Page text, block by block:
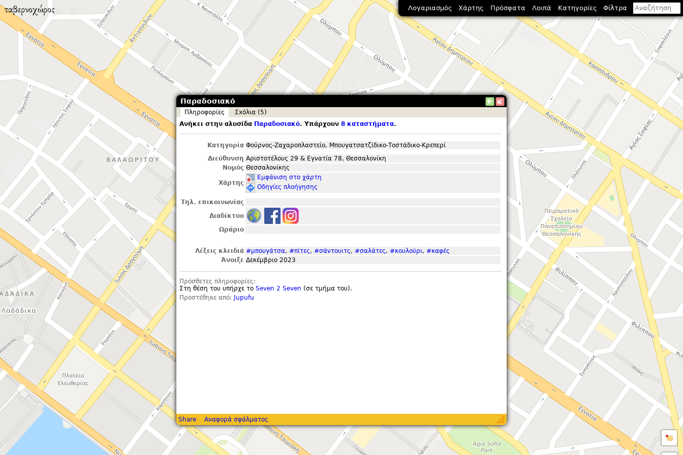
Παραδοσιακό
Πληροφορίες
Σxόλια (5)
Ανήκει στην αλυσίδα Παραδοσιακό. Υπάρχουν 8 καταστήματα.
Κατηγορία Φούρνος-Ζαχαροπλαστείο, Μπουγατσατζίδικο-Τοστάδικο-Κρεπερί
Διεύθυνση Αριστοτέλους 29 & Εγνατία 78, Θεσσαλονίκη
Νομός Θεσσαλονίκης
Χάρτης
Εμφάνιση στο χάρτη
Οδηγίες πλοήγησης
Τηλ. επικοινωνίας
Διαδίκτυο
Ωράριο
Λέξεις κλειδιά #μπουγάτσα, #πίτες, #σάντουιτς, #σαλάτες, #κουλούρι, #καφές
Άνοιξε Δεκέμβριο 2023
Πρόσθετες πληροφορίες:
Στη θέση του υπήρχε το Seven 2 Seven (σε τμήμα του).
Προστέθηκε από:
Jupufu
Share Αναφορά σφάλματος
Λογαριασμός Χάρτης Πρόσφατα Λοιπά Κατηγορίες Φίλτρα